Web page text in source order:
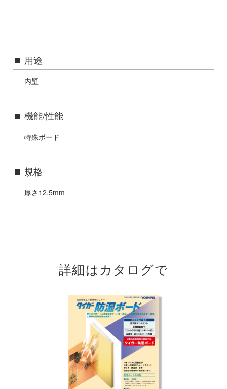
用途
内壁
機能/性能
特殊ボード
規格
厚さ12.5mm
詳細はカタログで